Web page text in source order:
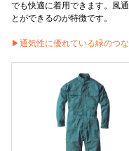
でも快適に着用できます。風
とができるのが特徴です。
▶︎通気性に優れている緑のつ